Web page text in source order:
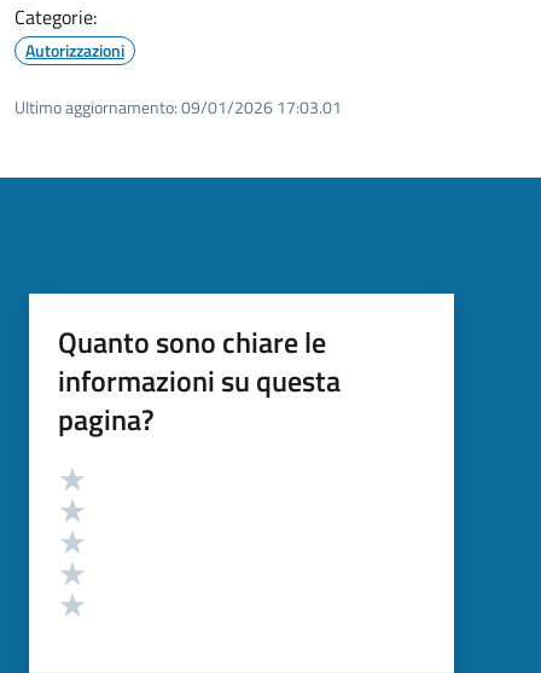
Categorie:
Autorizzazioni
Ultimo aggiornamento:09/01/2026 17:03.01
Quanto sono chiare le
informazioni su questa
pagina?
Valutazione